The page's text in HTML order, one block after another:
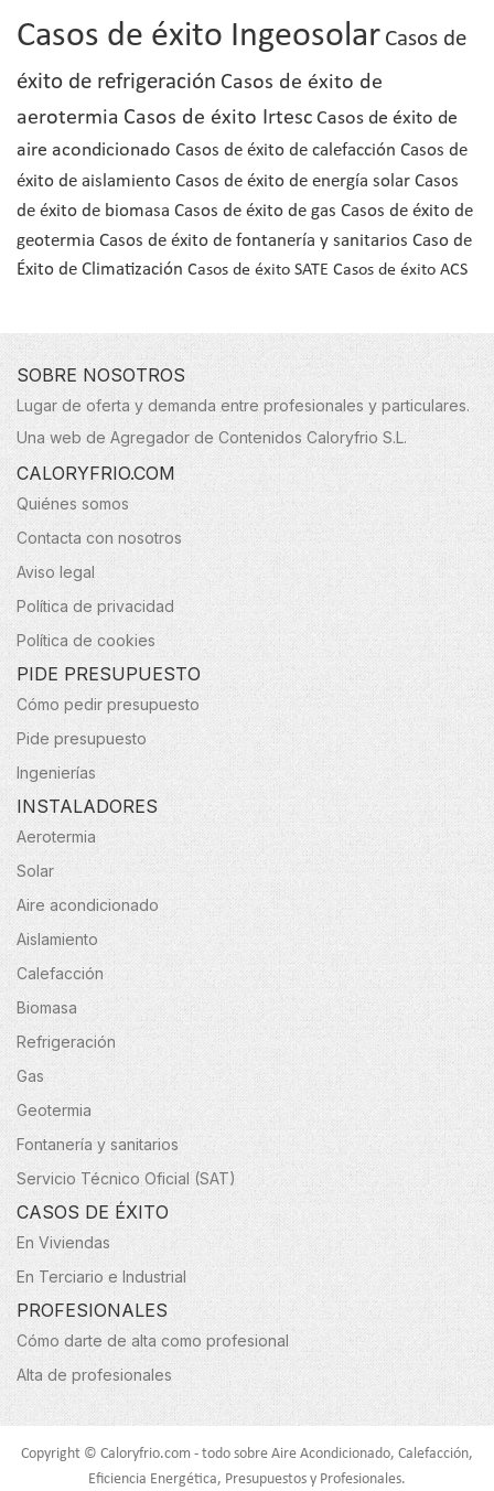
Casos de éxito Ingeosolar Casos de
éxito de refrigeración Casos de éxito de
aerotermia Casos de éxito Irtesc Casos de éxito de
aire acondicionado Casos de éxito de calefacción Casos de
éxito de aislamiento Casos de éxito de energía solar Casos
de éxito de biomasa Casos de éxito de gas Casos de éxito de
geotermia Casos de éxito de fontanería y sanitarios Caso de
Éxito de Climatización Casos de éxito SATE Casos de éxito ACS
SOBRE NOSOTROS
Lugar de oferta y demanda entre profesionales y particulares.
Una web de Agregador de Contenidos Caloryfrio S.L.
CALORYFRIO.COM
Quiénes somos
Contacta con nosotros
Aviso legal
Política de privacidad
Política de cookies
PIDE PRESUPUESTO
Cómo pedir presupuesto
Pide presupuesto
Ingenierías
INSTALADORES
Aerotermia
Solar
Aire acondicionado
Aislamiento
Calefacción
Biomasa
Refrigeración
Gas
Geotermia
Fontanería y sanitarios
Servicio Técnico Oficial (SAT)
CASOS DE ÉXITO
En Viviendas
En Terciario e Industrial
PROFESIONALES
Cómo darte de alta como profesional
Alta de profesionales
Copyright © Caloryfrio.com - todo sobre Aire Acondicionado, Calefacción,
Eficiencia Energética, Presupuestos y Profesionales.